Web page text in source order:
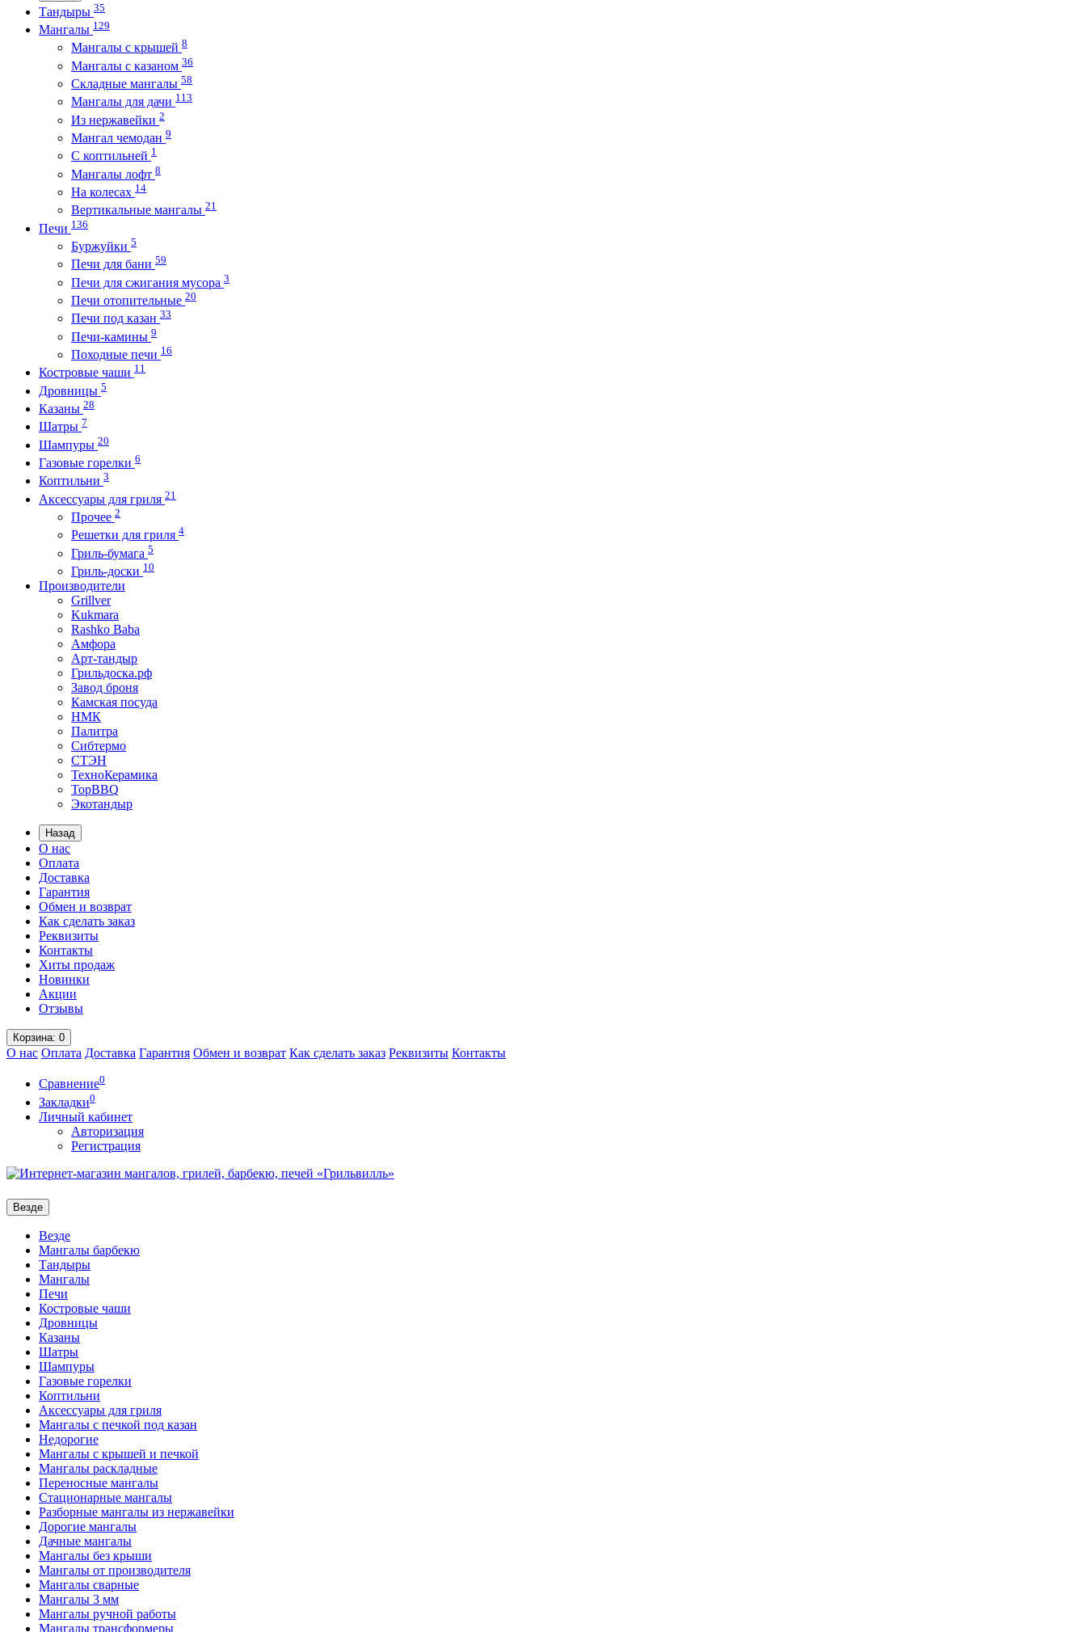
Тандыры 35
Мангалы 129
Мангалы с крышей 8
Мангалы с казаном 36
Складные мангалы 58
Мангалы для дачи 113
Из нержавейки 2
Мангал чемодан 9
С коптильней 1
Мангалы лофт 8
На колесах 14
Вертикальные мангалы 21
Печи 136
Буржуйки 5
Печи для бани 59
Печи для сжигания мусора 3
Печи отопительные 20
Печи под казан 33
Печи-камины 9
Походные печи 16
Костровые чаши 11
Дровницы 5
Казаны 28
Шатры 7
Шампуры 20
Газовые горелки 6
Коптильни 3
Аксессуары для гриля 21
Прочее 2
Решетки для гриля 4
Гриль-бумага 5
Гриль-доски 10
Производители
Grillver
Kukmara
Rashko Baba
Амфора
Арт-тандыр
Грильдоска.рф
Завод броня
Камская посуда
НМК
Палитра
Сибтермо
СТЭН
ТехноКерамика
ТорBBQ
Экотандыр
Назад
О нас
Оплата
Доставка
Гарантия
Обмен и возврат
Как сделать заказ
Реквизиты
Контакты
Хиты продаж
Новинки
Акции
Отзывы
Корзина: 0
О нас Оплата Доставка Гарантия Обмен и возврат Как сделать заказ Реквизиты Контакты
Сравнение0
Закладки0
Личный кабинет
Авторизация
Регистрация
Везде
Везде
Мангалы барбекю
Тандыры
Мангалы
Печи
Костровые чаши
Дровницы
Казаны
Шатры
Шампуры
Газовые горелки
Коптильни
Аксессуары для гриля
Мангалы с печкой под казан
Недорогие
Мангалы с крышей и печкой
Мангалы раскладные
Переносные мангалы
Стационарные мангалы
Разборные мангалы из нержавейки
Дорогие мангалы
Дачные мангалы
Мангалы без крыши
Мангалы от производителя
Мангалы сварные
Мангалы 3 мм
Мангалы ручной работы
Мангалы трансформеры